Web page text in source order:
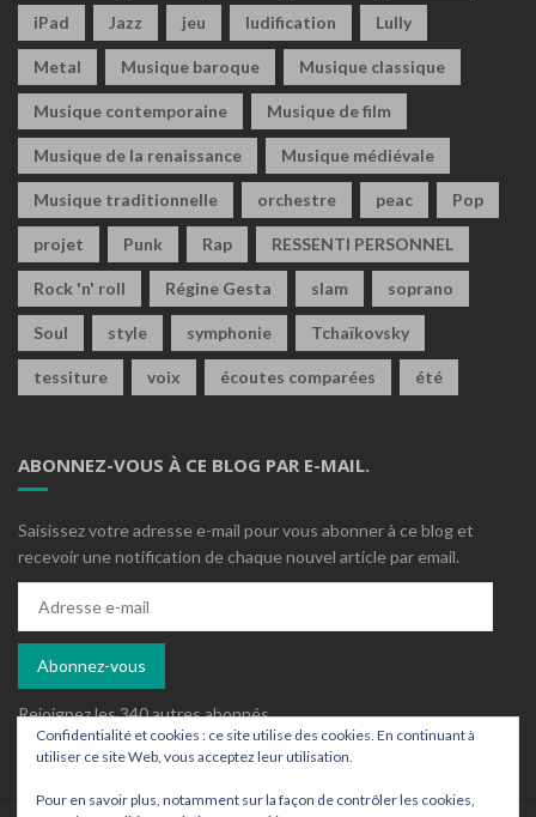
iPad Jazz jeu ludification Lully
Metal Musique baroque Musique classique
Musique contemporaine Musique de film
Musique de la renaissance Musique médiévale
Musique traditionnelle orchestre peac Pop
projet Punk Rap RESSENTI PERSONNEL
Rock 'n' roll Régine Gesta slam soprano
Soul style symphonie Tchaïkovsky
tessiture voix écoutes comparées été
ABONNEZ-VOUS À CE BLOG PAR E-MAIL.
Saisissez votre adresse e-mail pour vous abonner à ce blog et
recevoir une notification de chaque nouvel article par email.
mail
Abonnez-vous
Rejoignez les 340 autres abonnés
Confidentialité et cookies : ce site utilise des cookies. En continuant à
utiliser ce site Web, vous acceptez leur utilisation.
Pour en savoir plus, notamment sur la façon de contrôler les cookies,